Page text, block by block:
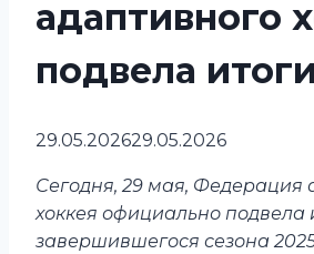
адаптивного
подвела итоги
29.05.202629.05.2026
Сегодня, 29 мая, Федерация
хоккея официально подвела
завершившегося сезона